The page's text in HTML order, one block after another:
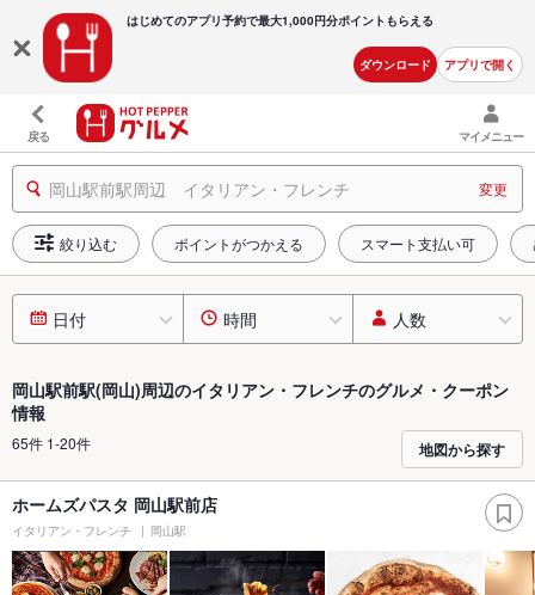
はじめてのアプリ予約で最大1,000円分ポイントもらえる
ダウンロード アプリで開く
戻る マイメニュー
岡山駅前駅周辺 イタリアン・フレンチ 変更
絞り込む ポイントがつかえる スマート支払い可
日付 時間 人数
岡山駅前駅(岡山)周辺のイタリアン・フレンチのグルメ・クーポン
情報
65件 1-20件 地図から探す
ホームズパスタ 岡山駅前店
イタリアン・フレンチ 岡山駅